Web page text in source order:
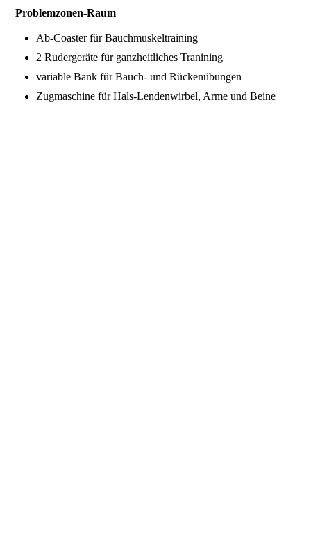
Problemzonen-Raum
Ab-Coaster für Bauchmuskeltraining
2 Rudergeräte für ganzheitliches Tranining
variable Bank für Bauch- und Rückenübungen
Zugmaschine für Hals-Lendenwirbel, Arme und Beine